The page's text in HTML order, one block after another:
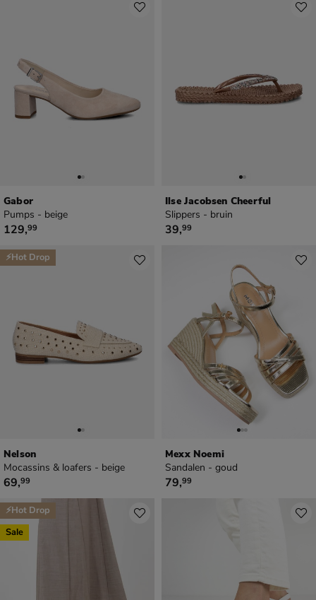
Gabor
Pumps - beige
€ 129,99
129,99
Ilse Jacobsen Cheerful
Slippers - bruin
€ 39,99
39,99
Nelson
Mocassins & loafers - beige
€ 69,99
69,99
⚡Hot Drop
Mexx Noemi
Sandalen - goud
€ 79,99
79,99
⚡Hot Drop
Sale